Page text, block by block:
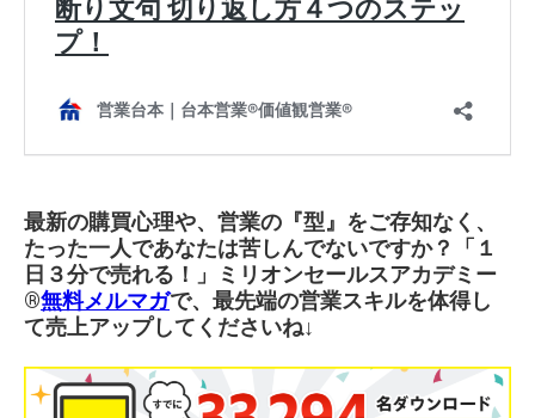
最新の購買心理や、営業の『型』をご存知なく、
たった一人であなたは苦しんでないですか？「１
日３分で売れる！」ミリオンセールスアカデミー
®︎無料メルマガで、最先端の営業スキルを体得し
て売上アップしてくださいね↓